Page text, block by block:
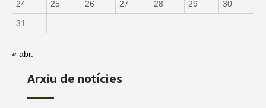
24 25 26 27 28 29 30
31
« abr.
Arxiu de notícies